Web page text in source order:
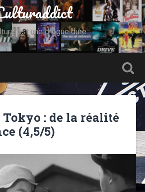
est une drogue dure
Tokyo : de la réalité
(4,5/5)